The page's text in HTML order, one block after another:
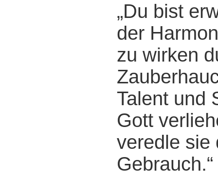
„Du bist
der
zu wirken
Talent und
Gott
veredle sie
Gebrauch.“